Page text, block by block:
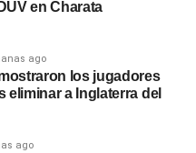
en Charata
ago
los jugadores
eliminar a Inglaterra del
ago